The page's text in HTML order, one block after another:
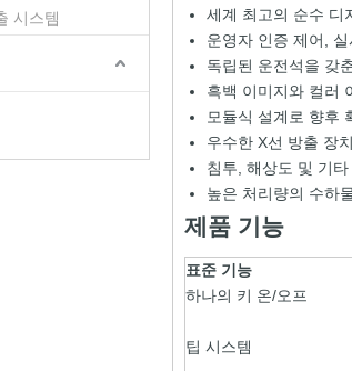
시스템
세계 최고의 순수 디
운영자 인증 제어,
독립된 운전석을 갖
흑백 이미지와 컬러
모듈식 설계로 향후
우수한 X선 방출 장
침투, 해상도 및 기
높은 처리량의 수하
제품 기능
표준 기능
하나의 키 온/오프
팁 시스템